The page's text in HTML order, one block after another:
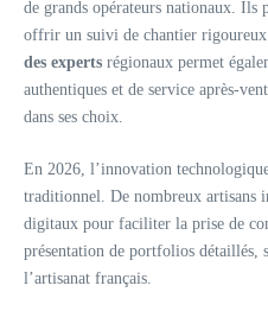
de grands opérateurs nationaux. Ils
offrir un suivi de chantier
des experts régionaux permet
authentiques et de service après-
dans ses choix.
En 2026, l’innovation
traditionnel. De nombreux artisans
digitaux pour faciliter la prise de
présentation de portfolios détaillés,
l’artisanat français.